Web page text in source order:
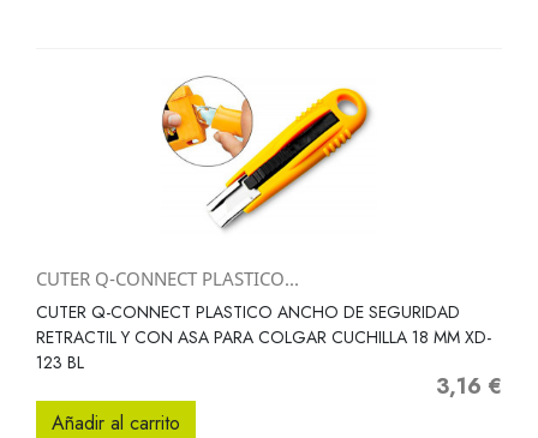
CUTER Q-CONNECT PLASTICO...
CUTER Q-CONNECT PLASTICO ANCHO DE SEGURIDAD
RETRACTIL Y CON ASA PARA COLGAR CUCHILLA 18 MM XD-
123 BL
Precio
3,16 €
Añadir al carrito